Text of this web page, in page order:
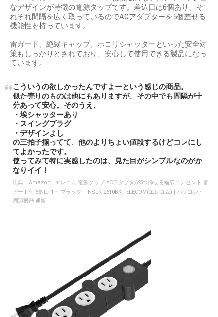
なデザインが特徴の電源タップです。差込口は6個あり、そ
れぞれ間隔を広く取っているのでACアダプターを5個差せる
機能性を持っています。
雷ガード、絶縁キャップ、ホコリシャッターといった安全対
策もしっかりとされており、安心して使用できる製品になっ
ています。
こういうの欲しかったんですよーという感じの商品。
似た売りのものは他にもありますが、その中でも間隔が十
分あって安心。そのうえ、
・埃シャッターあり
・スイングプラグ
・デザインよし
の三拍子揃ってて、他のよりちょい値段するけどコレにし
てよかったです。
使ってみて特に実感したのは、見た目がシンプルなのがか
なりイイ！
出典： Amazon | エレコム 電源タップ ACアダプタが5つ挿せる幅広コンセント 雷
ガード付 6個口 1m ブラック T-NSLK-2610BK | ELECOM(エレコム) | パソコン・
周辺機器 通販